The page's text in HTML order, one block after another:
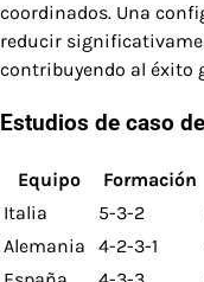
coordinados. Una
reducir
contribuyendo al éxito
Estudios de caso
Equipo Formación
Italia
5-3-2
Alemania
4-2-3-1